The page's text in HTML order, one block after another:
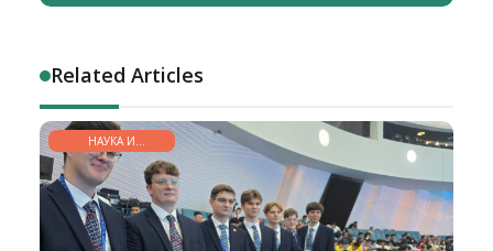
Related Articles
НАУКА И
ОБРАЗОВАНИЕ